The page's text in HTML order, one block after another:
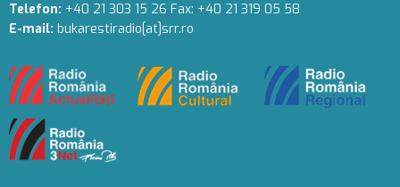
Telefon: +40 21 303 15 26 Fax: +40 21 319 05 58
E-mail: bukarestiradio[at]srr.ro